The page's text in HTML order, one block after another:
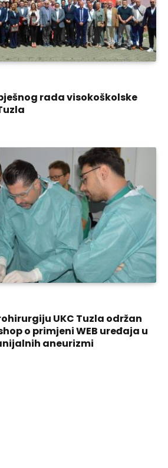
rada visokoškolske
UKC Tuzla održan
o primjeni WEB uređaja u
aneurizmi